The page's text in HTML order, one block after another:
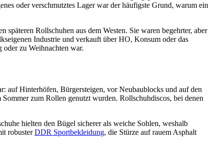
oder verschmutztes Lager war der häufigste Grund, warum ein
Rollschuhen aus dem Westen. Sie waren begehrter, aber
Industrie und verkauft über HO, Konsum oder das
oder zu Weihnachten war.
auf Hinterhöfen, Bürgersteigen, vor Neubaublocks und auf den
zum Rollen genutzt wurden. Rollschuhdiscos, bei denen
hielten den Bügel sicherer als weiche Sohlen, weshalb
robusterDDR Sportbekleidung, die Stürze auf rauem Asphalt